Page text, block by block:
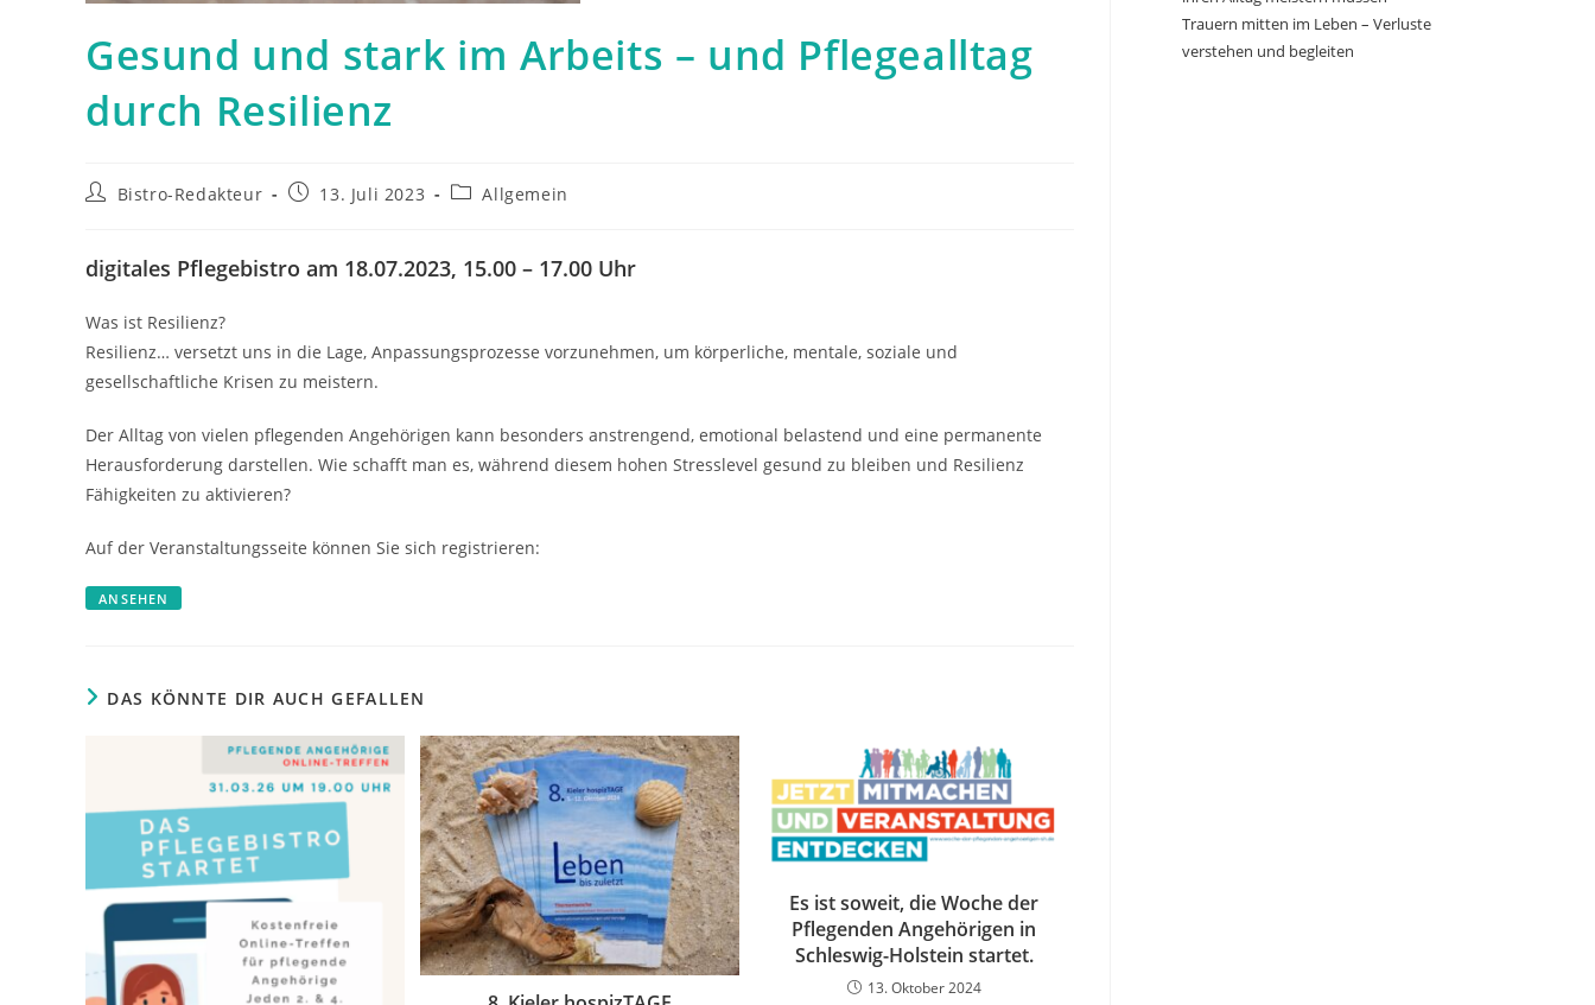
Gesund und stark im Arbeits – und Pflegealltag
durch Resilienz
Beitrags-
Bistro-Redakteur
Beitrag13. Juli 2023
Beitrags-
Allgemein
digitales Pflegebistro am 18.07.2023, 15.00 – 17.00 Uhr
Was ist Resilienz?
Resilienz… versetzt uns in die Lage, Anpassungsprozesse vorzunehmen, um körperliche, mentale, soziale und
gesellschaftliche Krisen zu meistern.
Der Alltag von vielen pflegenden Angehörigen kann besonders anstrengend, emotional belastend und eine permanente
Herausforderung darstellen. Wie schafft man es, während diesem hohen Stresslevel gesund zu bleiben und Resilienz
Fähigkeiten zu aktivieren?
Auf der Veranstaltungsseite können Sie sich registrieren:
ANSEHEN
DAS KÖNNTE DIR AUCH GEFALLEN
Es ist soweit, die Woche der
Pflegenden Angehörigen in
Schleswig-Holstein startet.
13. Oktober 2024
Trauern mitten im Leben – Verluste
verstehen und begleiten